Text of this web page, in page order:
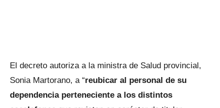
El decreto autoriza a la ministra de Salud provincial,
Sonia Martorano, a “reubicar al personal de su
dependencia perteneciente a los distintos